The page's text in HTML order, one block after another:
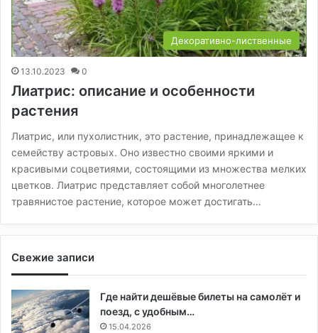
Декоративно-лиственные
13.10.2023 0
Лиатрис: описание и особенности
растения
Лиатрис, или пухолистник, это растение, принадлежащее к
семейству астровых. Оно известно своими яркими и
красивыми соцветиями, состоящими из множества мелких
цветков. Лиатрис представляет собой многолетнее
травянистое растение, которое может достигать…
Свежие записи
Где найти дешёвые билеты на самолёт и
поезд, с удобным…
15.04.2026